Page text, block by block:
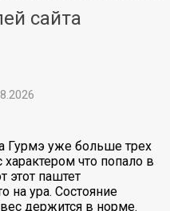
сайта
Гурмэ уже больше трех
что попало в
этот паштет
на ура. Состояние
держится в норме.